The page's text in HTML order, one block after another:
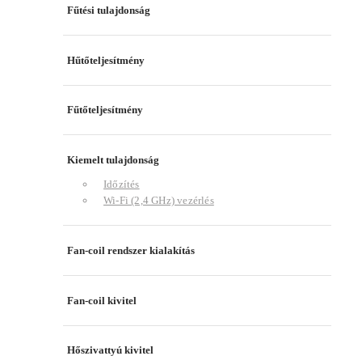
Fűtési tulajdonság
Hűtőteljesítmény
Fűtőteljesítmény
Kiemelt tulajdonság
Időzítés
Wi-Fi (2,4 GHz) vezérlés
Fan-coil rendszer kialakítás
Fan-coil kivitel
Hőszivattyú kivitel